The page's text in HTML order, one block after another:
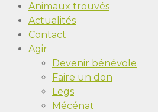
Animaux trouvés
Actualités
Contact
Agir
Devenir bénévole
Faire un don
Legs
Mécénat